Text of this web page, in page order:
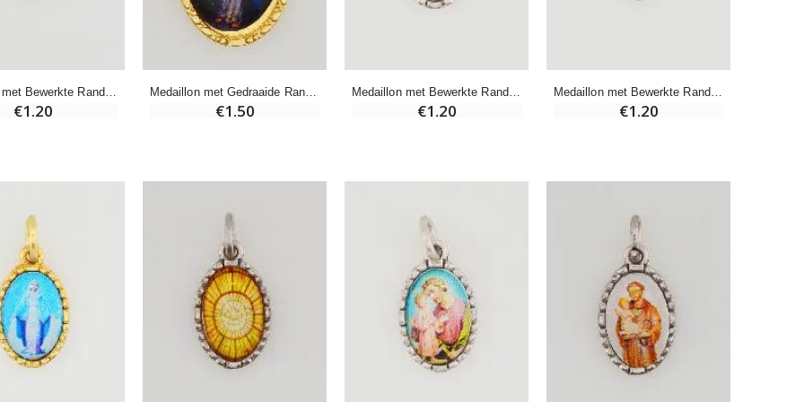
€15.00 €12.00
-10%
€5.50 €4.95
€130.00
€15.00 €12.00
Medaillon met Bewerkte Rand 15 mm - Barmhartige Christus
€1.20
Medaillon met Gedraaide Rand 25 mm - Barmhartige Christus
€1.50
Medaillon met Bewerkte Rand 15mm - OLV van Lourdes
€1.20
Medaillon met Bewerkte Rand 15mm - Pater Pio
€1.20